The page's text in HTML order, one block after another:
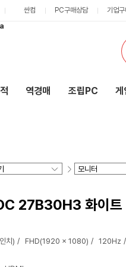
싼컴 PC구매상담 기업
역경매 조립PC 게
27B30H3 화이트
치) FHD(1920 x 1080) 120Hz